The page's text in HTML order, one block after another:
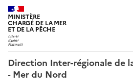
MINISTÈRE
CHARGÉ DE LA MER
ET DE LA PÊCHE
Direction Inter-régionale de
- Mer du Nord